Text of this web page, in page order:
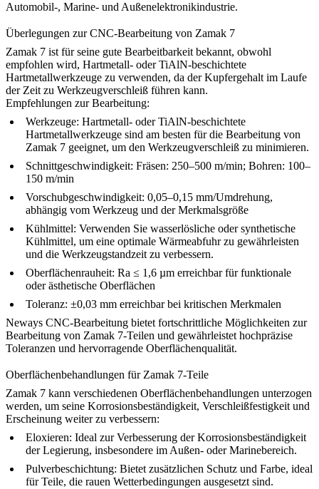
Automobil-, Marine- und Außenelektronikindustrie.
Überlegungen zur CNC-Bearbeitung von Zamak 7
Zamak 7 ist für seine gute Bearbeitbarkeit bekannt, obwohl
empfohlen wird, Hartmetall- oder TiAlN-beschichtete
Hartmetallwerkzeuge zu verwenden, da der Kupfergehalt im Laufe
der Zeit zu Werkzeugverschleiß führen kann.
Empfehlungen zur Bearbeitung:
Werkzeuge: Hartmetall- oder TiAlN-beschichtete
Hartmetallwerkzeuge sind am besten für die Bearbeitung von
Zamak 7 geeignet, um den Werkzeugverschleiß zu minimieren.
Schnittgeschwindigkeit: Fräsen: 250–500 m/min; Bohren: 100–
150 m/min
Vorschubgeschwindigkeit: 0,05–0,15 mm/Umdrehung,
abhängig vom Werkzeug und der Merkmalsgröße
Kühlmittel: Verwenden Sie wasserlösliche oder synthetische
Kühlmittel, um eine optimale Wärmeabfuhr zu gewährleisten
und die Werkzeugstandzeit zu verbessern.
Oberflächenrauheit: Ra ≤ 1,6 µm erreichbar für funktionale
oder ästhetische Oberflächen
Toleranz: ±0,03 mm erreichbar bei kritischen Merkmalen
Neways CNC-Bearbeitung bietet fortschrittliche Möglichkeiten zur
Bearbeitung von Zamak 7-Teilen und gewährleistet hochpräzise
Toleranzen und hervorragende Oberflächenqualität.
Oberflächenbehandlungen für Zamak 7-Teile
Zamak 7 kann verschiedenen Oberflächenbehandlungen unterzogen
werden, um seine Korrosionsbeständigkeit, Verschleißfestigkeit und
Erscheinung weiter zu verbessern:
Eloxieren: Ideal zur Verbesserung der Korrosionsbeständigkeit
der Legierung, insbesondere im Außen- oder Marinebereich.
Pulverbeschichtung: Bietet zusätzlichen Schutz und Farbe, ideal
für Teile, die rauen Wetterbedingungen ausgesetzt sind.